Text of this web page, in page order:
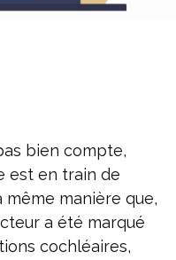
bien compte,
est en train de
même manière que,
a été marqué
cochléaires,